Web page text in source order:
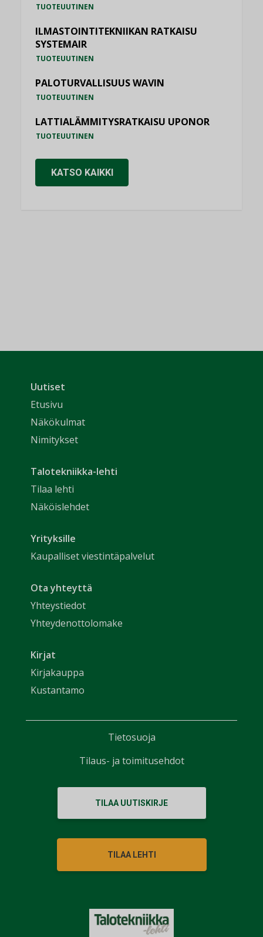
TUOTEUUTINEN
ILMASTOINTITEKNIIKAN RATKAISU
SYSTEMAIR
TUOTEUUTINEN
PALOTURVALLISUUS WAVIN
TUOTEUUTINEN
LATTIALÄMMITYSRATKAISU UPONOR
TUOTEUUTINEN
KATSO KAIKKI
Uutiset
Etusivu
Näkökulmat
Nimitykset
Talotekniikka-lehti
Tilaa lehti
Näköislehdet
Yrityksille
Kaupalliset viestintäpalvelut
Ota yhteyttä
Yhteystiedot
Yhteydenottolomake
Kirjat
Kirjakauppa
Kustantamo
TILAA UUTISKIRJE
TILAA LEHTI
Tietosuoja
Tilaus- ja toimitusehdot